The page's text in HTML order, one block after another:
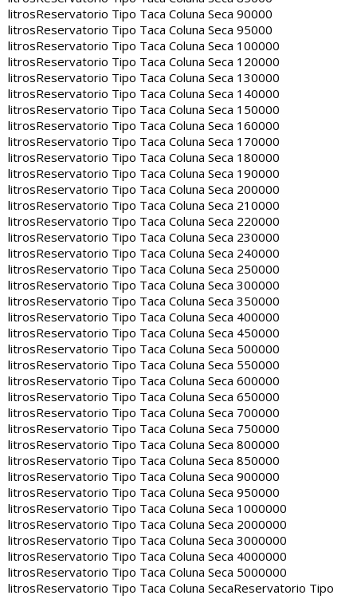
litrosReservatorio Tipo Taca Coluna Seca 90000
litrosReservatorio Tipo Taca Coluna Seca 95000
litrosReservatorio Tipo Taca Coluna Seca 100000
litrosReservatorio Tipo Taca Coluna Seca 120000
litrosReservatorio Tipo Taca Coluna Seca 130000
litrosReservatorio Tipo Taca Coluna Seca 140000
litrosReservatorio Tipo Taca Coluna Seca 150000
litrosReservatorio Tipo Taca Coluna Seca 160000
litrosReservatorio Tipo Taca Coluna Seca 170000
litrosReservatorio Tipo Taca Coluna Seca 180000
litrosReservatorio Tipo Taca Coluna Seca 190000
litrosReservatorio Tipo Taca Coluna Seca 200000
litrosReservatorio Tipo Taca Coluna Seca 210000
litrosReservatorio Tipo Taca Coluna Seca 220000
litrosReservatorio Tipo Taca Coluna Seca 230000
litrosReservatorio Tipo Taca Coluna Seca 240000
litrosReservatorio Tipo Taca Coluna Seca 250000
litrosReservatorio Tipo Taca Coluna Seca 300000
litrosReservatorio Tipo Taca Coluna Seca 350000
litrosReservatorio Tipo Taca Coluna Seca 400000
litrosReservatorio Tipo Taca Coluna Seca 450000
litrosReservatorio Tipo Taca Coluna Seca 500000
litrosReservatorio Tipo Taca Coluna Seca 550000
litrosReservatorio Tipo Taca Coluna Seca 600000
litrosReservatorio Tipo Taca Coluna Seca 650000
litrosReservatorio Tipo Taca Coluna Seca 700000
litrosReservatorio Tipo Taca Coluna Seca 750000
litrosReservatorio Tipo Taca Coluna Seca 800000
litrosReservatorio Tipo Taca Coluna Seca 850000
litrosReservatorio Tipo Taca Coluna Seca 900000
litrosReservatorio Tipo Taca Coluna Seca 950000
litrosReservatorio Tipo Taca Coluna Seca 1000000
litrosReservatorio Tipo Taca Coluna Seca 2000000
litrosReservatorio Tipo Taca Coluna Seca 3000000
litrosReservatorio Tipo Taca Coluna Seca 4000000
litrosReservatorio Tipo Taca Coluna Seca 5000000
litrosReservatorio Tipo Taca Coluna SecaReservatorio Tipo